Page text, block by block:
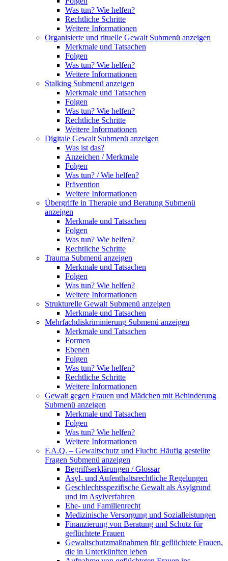
Was tun? Wie helfen?
Rechtliche Schritte
Weitere Informationen
Organisierte und rituelle Gewalt Submenü anzeigen
Merkmale und Tatsachen
Folgen
Was tun? Wie helfen?
Weitere Informationen
Stalking Submenü anzeigen
Merkmale und Tatsachen
Folgen
Was tun? Wie helfen?
Rechtliche Schritte
Weitere Informationen
Digitale Gewalt Submenü anzeigen
Was ist das?
Anzeichen / Merkmale
Folgen
Was tun? / Wie helfen?
Prävention
Weitere Informationen
Übergriffe in Therapie und Beratung Submenü
anzeigen
Merkmale und Tatsachen
Folgen
Was tun? Wie helfen?
Rechtliche Schritte
Trauma Submenü anzeigen
Merkmale und Tatsachen
Folgen
Was tun? Wie helfen?
Weitere Informationen
Strukturelle Gewalt Submenü anzeigen
Merkmale und Tatsachen
Mehrfachdiskriminierung Submenü anzeigen
Merkmale und Tatsachen
Formen
Ebenen
Folgen
Was tun? Wie helfen?
Rechtliche Schritte
Weitere Informationen
Gewalt gegen Frauen und Mädchen mit Behinderung
Submenü anzeigen
Merkmale und Tatsachen
Folgen
Was tun? Wie helfen?
Weitere Informationen
F.A.Q. – Gewaltschutz und Flucht: Häufig gestellte
Fragen Submenü anzeigen
Begriffserklärungen / Glossar
Asyl- und Aufenthaltsrechtliche Regelungen
Geschlechtsspezifische Gewalt als Asylgrund
und im Asylverfahren
Ehe- und Familienrecht
Medizinische Versorgung und Sozialleistungen
Finanzierung von Beratung und Schutz für
geflüchtete Frauen
Gewaltschutzmaßnahmen für geflüchtete Frauen,
die in Unterkünften leben